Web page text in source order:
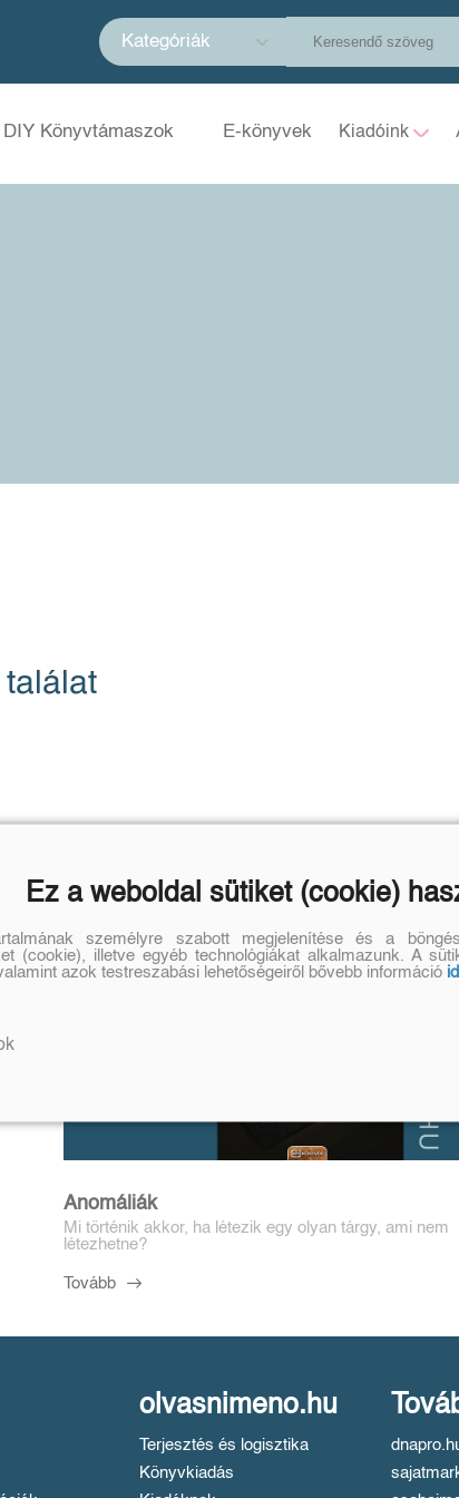
Kategóriák
DIY Könyvtámaszok E-könyvek Kiadóink
Anomáliák
Mi történik akkor, ha létezik egy olyan tárgy, ami nem
létezhetne?
Tovább
olvasnimeno.hu
Terjesztés és logisztika
Könyvkiadás
Ez a weboldal sütiket (cookie)
személyre szabott megjelenítése és a
(cookie), illetve egyéb technológiákat alkalmazunk. A
azok testreszabási lehetőségeiről bővebb információ